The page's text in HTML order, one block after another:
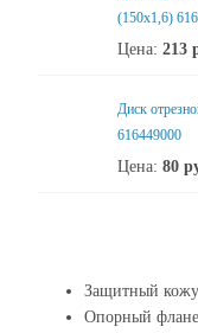
(150x1,6)
Цена: 213
Диск
616449000
Цена: 80
Защитный
Опорный